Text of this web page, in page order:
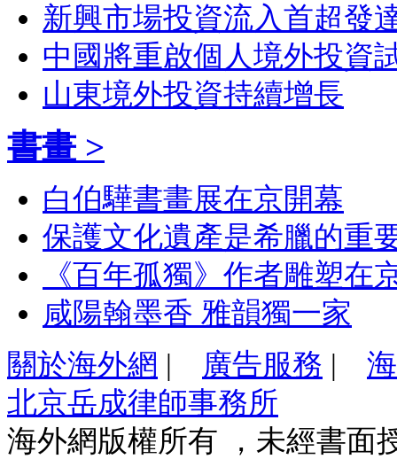
新興市場投資流入首超發
中國將重啟個人境外投資
山東境外投資持續增長
書畫 >
白伯驊書畫展在京開幕
保護文化遺產是希臘的重
《百年孤獨》作者雕塑在
咸陽翰墨香 雅韻獨一家
關於海外網 | 廣告服務 |
北京岳成律師事務所
海外網版權所有 ，未經書面